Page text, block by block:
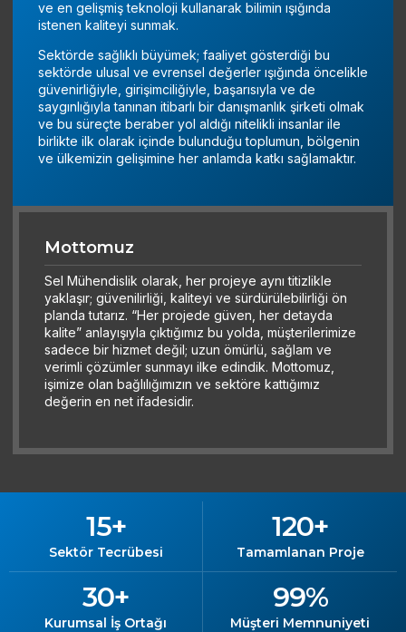
ve en gelişmiş teknoloji kullanarak bilimin ışığında
istenen kaliteyi sunmak.
Sektörde sağlıklı büyümek; faaliyet gösterdiği bu
sektörde ulusal ve evrensel değerler ışığında öncelikle
güvenirliğiyle, girişimciliğiyle, başarısıyla ve de
saygınlığıyla tanınan itibarlı bir danışmanlık şirketi olmak
ve bu süreçte beraber yol aldığı nitelikli insanlar ile
birlikte ilk olarak içinde bulunduğu toplumun, bölgenin
ve ülkemizin gelişimine her anlamda katkı sağlamaktır.
Mottomuz
Sel Mühendislik olarak, her projeye aynı titizlikle
yaklaşır; güvenilirliği, kaliteyi ve sürdürülebilirliği ön
planda tutarız. “Her projede güven, her detayda
kalite” anlayışıyla çıktığımız bu yolda, müşterilerimize
sadece bir hizmet değil; uzun ömürlü, sağlam ve
verimli çözümler sunmayı ilke edindik. Mottomuz,
işimize olan bağlılığımızın ve sektöre kattığımız
değerin en net ifadesidir.
Sektör Tecrübesi
15+
Tamamlanan Proje
120+
Kurumsal İş Ortağı
30+
Müşteri Memnuniyeti
99%